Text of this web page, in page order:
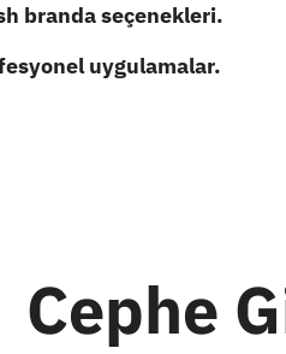
branda seçenekleri.
uygulamalar.
Cephe